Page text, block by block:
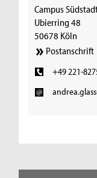
Campus
Ubierring 48
50678 Köln
Postanschrift
+49 221-